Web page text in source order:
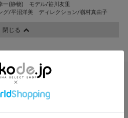
一(静物) モデル/笹川友里
/平沼洋美 ディレクション/嶺村真由子
閉じる
STORE VERY STORE